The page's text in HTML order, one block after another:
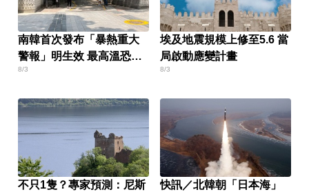
南韓首次發布「暴熱重大
警報」明生效 最高溫恐飆
破39度
8/3
埃及地震規模上修至5.6 當
局啟動應變計畫
8/3
不只1隻？專家預測：尼斯
快訊／北韓朝「日本海」